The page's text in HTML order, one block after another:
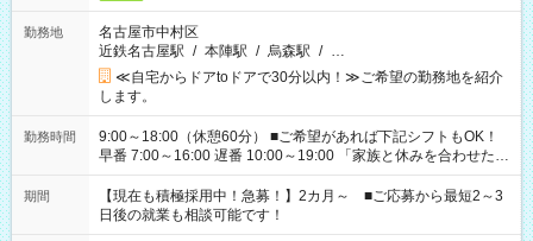
勤務地
名古屋市中村区
近鉄名古屋駅 / 本陣駅 / 烏森駅 / …
≪自宅からドアtoドアで30分以内！≫ご希望の勤務地を紹介
します。
勤務時間
9:00～18:00（休憩60分） ■ご希望があれば下記シフトもOK！
早番 7:00～16:00 遅番 10:00～19:00 「家族と休みを合わせた
い」 「余裕を持って夕飯の準備がしたい」 「できれば残業はし
たくない」 など、ご希望を教えてくださいね。 ※Wワーク希望
の方へ 今ご覧のお仕事で希望する勤務時間と、もう1つのお仕事
の勤務時間。 合計で週40時間を超える場合は応募できません。
期間
【現在も積極採用中！急募！】2カ月～ ■ご応募から最短2～3
日後の就業も相談可能です！